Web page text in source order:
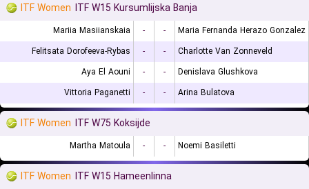
ITF Women ITF W15 Kursumlijska Banja
Mariia Masiianskaia - -
Maria Fernanda Herazo Gonzalez
Felitsata Dorofeeva-Rybas
- -
Charlotte Van Zonneveld
Aya El Aouni
- -
Denislava Glushkova
Vittoria Paganetti
- - Arina Bulatova
ITF Women ITF W75 Koksijde
Martha Matoula - - Noemi Basiletti
ITF Women ITF W15 Hameenlinna